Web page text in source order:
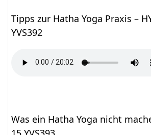
Tipps zur Hatha Yoga Praxis –
YVS392
Was ein Hatha Yoga nicht